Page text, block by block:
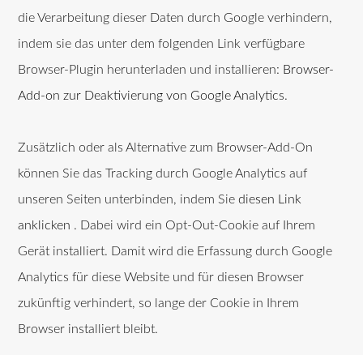
die Verarbeitung dieser Daten durch Google verhindern,
indem sie das unter dem folgenden Link verfügbare
Browser-Plugin herunterladen und installieren: Browser-
Add-on zur Deaktivierung von Google Analytics.
Zusätzlich oder als Alternative zum Browser-Add-On
können Sie das Tracking durch Google Analytics auf
unseren Seiten unterbinden, indem Siediesen Link
anklicken . Dabei wird ein Opt-Out-Cookie auf Ihrem
Gerät installiert. Damit wird die Erfassung durch Google
Analytics für diese Website und für diesen Browser
zukünftig verhindert, so lange der Cookie in Ihrem
Browser installiert bleibt.